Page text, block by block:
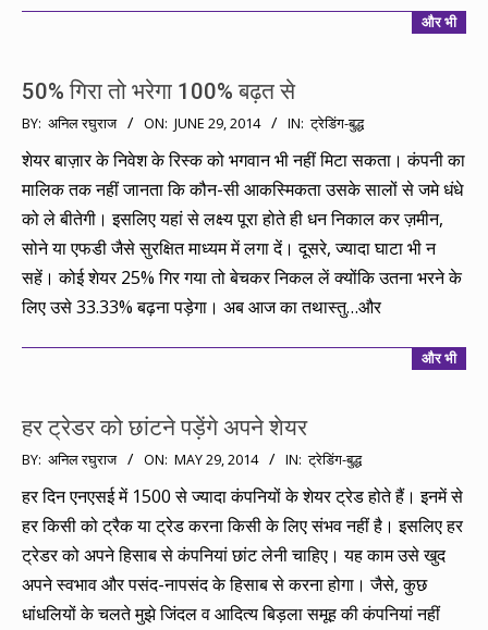
और भी
50% गिरा तो भरेगा 100% बढ़त से
2014-
06-
29
BY: अनिल रघुराज ON: JUNE 29, 2014 IN: ट्रेडिंग-बुद्ध
शेयर बाज़ार के निवेश के रिस्क को भगवान भी नहीं मिटा सकता। कंपनी का
मालिक तक नहीं जानता कि कौन-सी आकस्मिकता उसके सालों से जमे धंधे
को ले बीतेगी। इसलिए यहां से लक्ष्य पूरा होते ही धन निकाल कर ज़मीन,
सोने या एफडी जैसे सुरक्षित माध्यम में लगा दें। दूसरे, ज्यादा घाटा भी न
सहें। कोई शेयर 25% गिर गया तो बेचकर निकल लें क्योंकि उतना भरने के
लिए उसे 33.33% बढ़ना पड़ेगा। अब आज का तथास्तु…और
और भी
हर ट्रेडर को छांटने पड़ेंगे अपने शेयर
2014-
05-
BY: अनिल रघुराज ON: MAY 29, 2014 IN: ट्रेडिंग-बुद्ध
हर दिन एनएसई में 1500 से ज्यादा कंपनियों के शेयर ट्रेड होते हैं। इनमें से
हर किसी को ट्रैक या ट्रेड करना किसी के लिए संभव नहीं है। इसलिए हर
ट्रेडर को अपने हिसाब से कंपनियां छांट लेनी चाहिए। यह काम उसे खुद
अपने स्वभाव और पसंद-नापसंद के हिसाब से करना होगा। जैसे, कुछ
धांधलियों के चलते मुझे जिंदल व आदित्य बिड़ला समूह की कंपनियां नहीं